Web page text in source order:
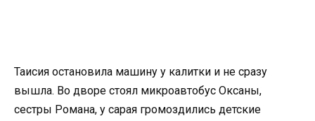
Таисия остановила машину у калитки и не сразу
вышла. Во дворе стоял микроавтобус Оксаны,
сестры Романа, у сарая громоздились детские